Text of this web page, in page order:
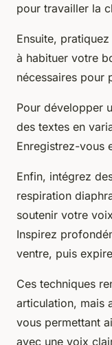
pour travailler la
Ensuite, pratiquez
à habituer votre
nécessaires pour
Pour développer
des textes en
Enregistrez-vous
Enfin, intégrez
respiration
soutenir votre
Inspirez
ventre, puis
Ces techniques
articulation, mais
vous permettant
avec une voix